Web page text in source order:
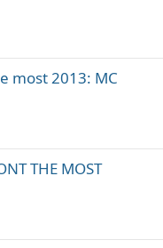
most 2013: MC
THE MOST